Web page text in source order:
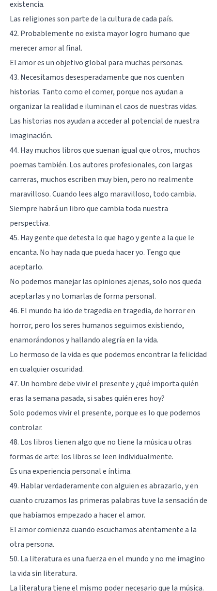
existencia.
Las religiones son parte de la cultura de cada país.
42. Probablemente no exista mayor logro humano que
merecer amor al final.
El amor es un objetivo global para muchas personas.
43. Necesitamos desesperadamente que nos cuenten
historias. Tanto como el comer, porque nos ayudan a
organizar la realidad e iluminan el caos de nuestras vidas.
Las historias nos ayudan a acceder al potencial de nuestra
imaginación.
44. Hay muchos libros que suenan igual que otros, muchos
poemas también. Los autores profesionales, con largas
carreras, muchos escriben muy bien, pero no realmente
maravilloso. Cuando lees algo maravilloso, todo cambia.
Siempre habrá un libro que cambia toda nuestra
perspectiva.
45. Hay gente que detesta lo que hago y gente a la que le
encanta. No hay nada que pueda hacer yo. Tengo que
aceptarlo.
No podemos manejar las opiniones ajenas, solo nos queda
aceptarlas y no tomarlas de forma personal.
46. El mundo ha ido de tragedia en tragedia, de horror en
horror, pero los seres humanos seguimos existiendo,
enamorándonos y hallando alegría en la vida.
Lo hermoso de la vida es que podemos encontrar la felicidad
en cualquier oscuridad.
47. Un hombre debe vivir el presente y ¿qué importa quién
eras la semana pasada, si sabes quién eres hoy?
Solo podemos vivir el presente, porque es lo que podemos
controlar.
48. Los libros tienen algo que no tiene la música u otras
formas de arte: los libros se leen individualmente.
Es una experiencia personal e íntima.
49. Hablar verdaderamente con alguien es abrazarlo, y en
cuanto cruzamos las primeras palabras tuve la sensación de
que habíamos empezado a hacer el amor.
El amor comienza cuando escuchamos atentamente a la
otra persona.
50. La literatura es una fuerza en el mundo y no me imagino
la vida sin literatura.
La literatura tiene el mismo poder necesario que la música.